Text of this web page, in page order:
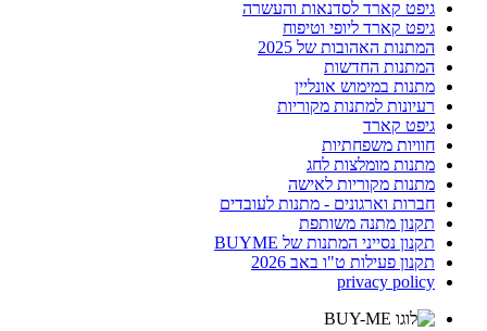
גיפט קארד לסדנאות והעשרה
גיפט קארד ליופי וטיפוח
המתנות האהובות של 2025
המתנות החדשות
מתנות במימוש אונליין
רעיונות למתנות מקוריות
גיפט קארד
חוויות משפחתיות
מתנות מומלצות לחג
מתנות מקוריות לאישה
חברות וארגונים - מתנות לעובדים
תקנון מתנה משותפת
תקנון נסייני המתנות של BUYME
תקנון פעילות ט"ו באב 2026
privacy policy